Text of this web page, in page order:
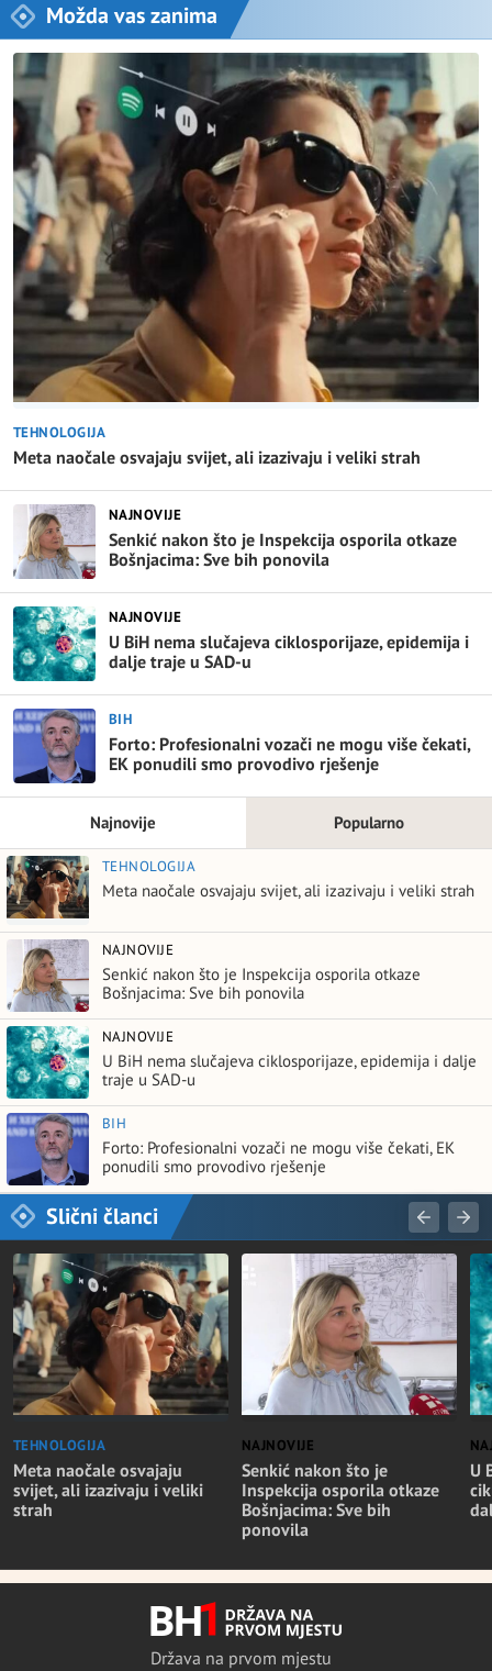
Možda vas zanima
TEHNOLOGIJA
Meta naočale osvajaju svijet, ali izazivaju i veliki strah
NAJNOVIJE
Senkić nakon što je Inspekcija osporila otkaze
Bošnjacima: Sve bih ponovila
NAJNOVIJE
U BiH nema slučajeva ciklosporijaze, epidemija i
dalje traje u SAD-u
BIH
Forto: Profesionalni vozači ne mogu više čekati,
EK ponudili smo provodivo rješenje
Najnovije Popularno
TEHNOLOGIJA
Meta naočale osvajaju svijet, ali izazivaju i veliki strah
NAJNOVIJE
Senkić nakon što je Inspekcija osporila otkaze
Bošnjacima: Sve bih ponovila
NAJNOVIJE
U BiH nema slučajeva ciklosporijaze, epidemija i dalje
traje u SAD-u
BIH
Forto: Profesionalni vozači ne mogu više čekati, EK
ponudili smo provodivo rješenje
Slični članci
TEHNOLOGIJA
Meta naočale osvajaju
svijet, ali izazivaju i veliki
strah
NAJNOVIJE
Senkić nakon što je
Inspekcija osporila otkaze
Bošnjacima: Sve bih
ponovila
U
Država na prvom mjestu